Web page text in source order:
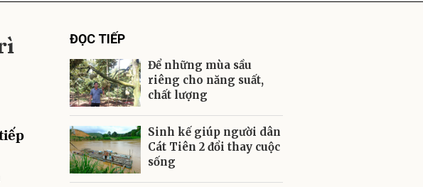
ĐỌC TIẾP
Để những mùa sầu
riêng cho năng suất,
chất lượng
Sinh kế giúp người dân
Cát Tiên 2 đổi thay cuộc
sống
Gửi